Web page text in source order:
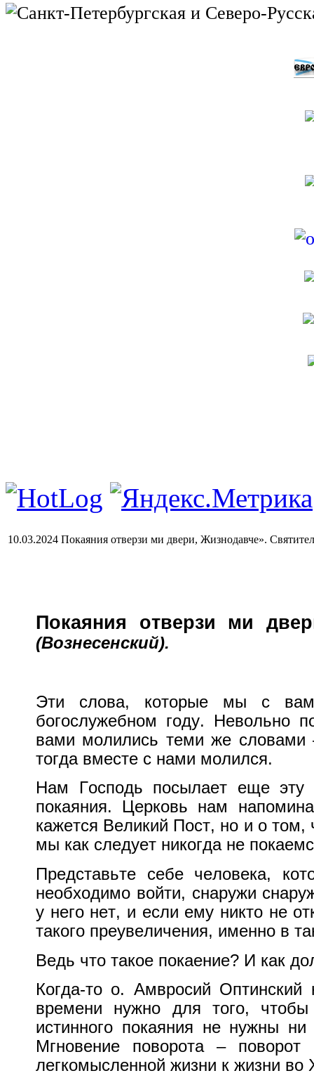
10.03.2024 Покаяния отверзи ми двери, Жизнодавче».
Покаяния отверзи ми
(Вознесенский).
Эти слова, которые мы с
богослужебном году. Невольно
вами молились теми же словами
тогда вместе с нами молился.
Нам Господь посылает еще
покаяния.
Церковь нам
кажется Великий Пост, но и о
мы как следует никогда не
Представьте себе человека,
необходимо войти, снаружи
у него нет, и если ему никто не
такого преувеличения, именно в
Ведь что такое покаение? И как
Когда-то о. Амвросий Оптинский
времени нужно для того,
истинного покаяния не нужны
Мгновение поворота –
легкомысленной жизни к жизни во